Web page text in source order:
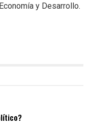
y Desarrollo.